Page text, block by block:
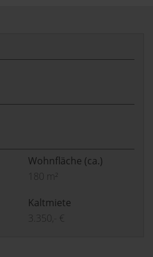
Wohnfläche (ca.)
180 m²
Kaltmiete
3.350,- €